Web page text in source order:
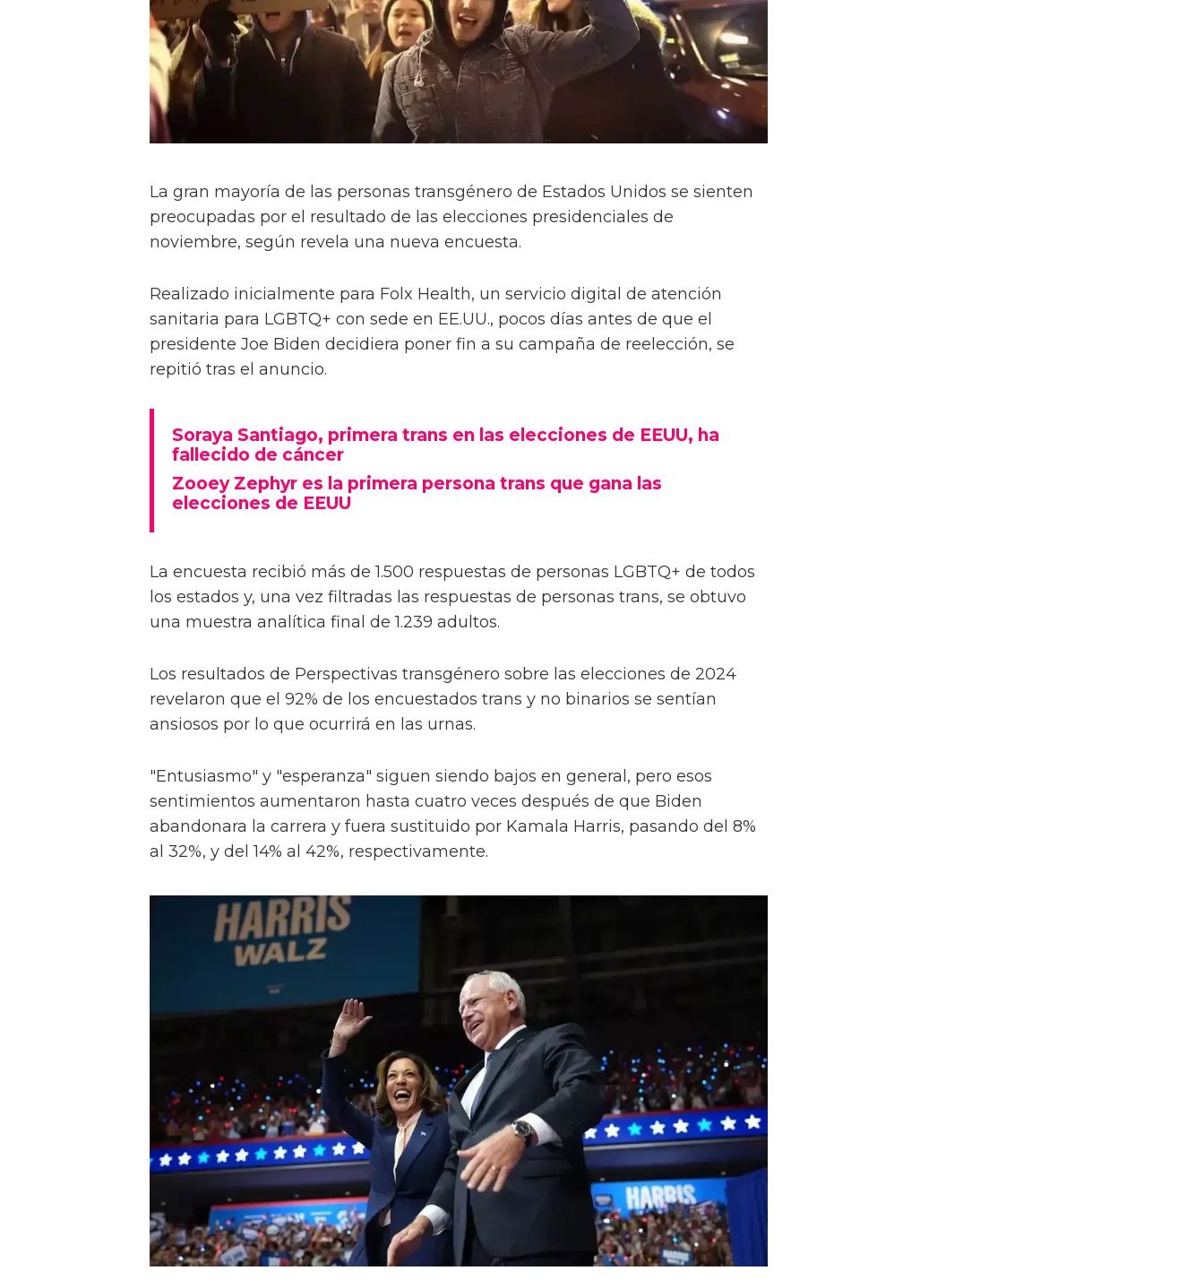
La gran mayoría de las personas transgénero de Estados Unidos se sienten
preocupadas por el resultado de las elecciones presidenciales de
noviembre, según revela una nueva encuesta.
Realizado inicialmente para Folx Health, un servicio digital de atención
sanitaria para LGBTQ+ con sede en EE.UU., pocos días antes de que el
presidente Joe Biden decidiera poner fin a su campaña de reelección, se
repitió tras el anuncio.
Soraya Santiago, primera trans en las elecciones de EEUU, ha
fallecido de cáncer
Zooey Zephyr es la primera persona trans que gana las
elecciones de EEUU
La encuesta recibió más de 1.500 respuestas de personas LGBTQ+ de todos
los estados y, una vez filtradas las respuestas de personas trans, se obtuvo
una muestra analítica final de 1.239 adultos.
Los resultados de Perspectivas transgénero sobre las elecciones de 2024
revelaron que el 92% de los encuestados trans y no binarios se sentían
ansiosos por lo que ocurrirá en las urnas.
"Entusiasmo" y "esperanza" siguen siendo bajos en general, pero esos
sentimientos aumentaron hasta cuatro veces después de que Biden
abandonara la carrera y fuera sustituido por Kamala Harris, pasando del 8%
al 32%, y del 14% al 42%, respectivamente.